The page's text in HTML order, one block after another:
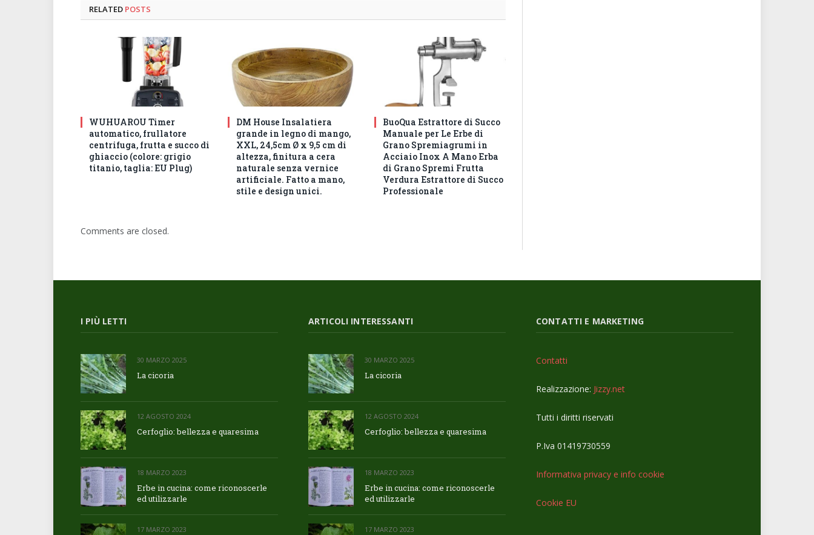
RELATED POSTS
WUHUAROU Timer
automatico, frullatore
centrifuga, frutta e succo di
ghiaccio (colore: grigio
titanio, taglia: EU Plug)
DM House Insalatiera
grande in legno di mango,
XXL, 24,5cm Ø x 9,5 cm di
altezza, finitura a cera
naturale senza vernice
artificiale. Fatto a mano,
stile e design unici.
BuoQua Estrattore di Succo
Manuale per Le Erbe di
Grano Spremiagrumi in
Acciaio Inox A Mano Erba
di Grano Spremi Frutta
Verdura Estrattore di Succo
Professionale
Comments are closed.
I PIÙ LETTI
30 MARZO 2025
La cicoria
12 AGOSTO 2024
Cerfoglio: bellezza e quaresima
18 MARZO 2023
Erbe in cucina: come riconoscerle
ed utilizzarle
17 MARZO 2023
ARTICOLI INTERESSANTI
30 MARZO 2025
La cicoria
12 AGOSTO 2024
Cerfoglio: bellezza e quaresima
18 MARZO 2023
Erbe in cucina: come riconoscerle
ed utilizzarle
17 MARZO 2023
CONTATTI E MARKETING
Contatti
Realizzazione: Jizzy.net
Tutti i diritti riservati
P.Iva 01419730559
Informativa privacy e info cookie
Cookie EU